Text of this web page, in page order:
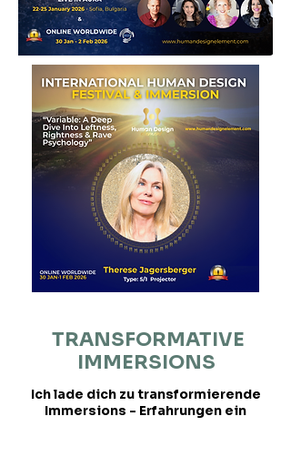
TRANSFORMATIVE
IMMERSIONS
Ich lade dich zu transformierende
Immersions - Erfahrungen ein